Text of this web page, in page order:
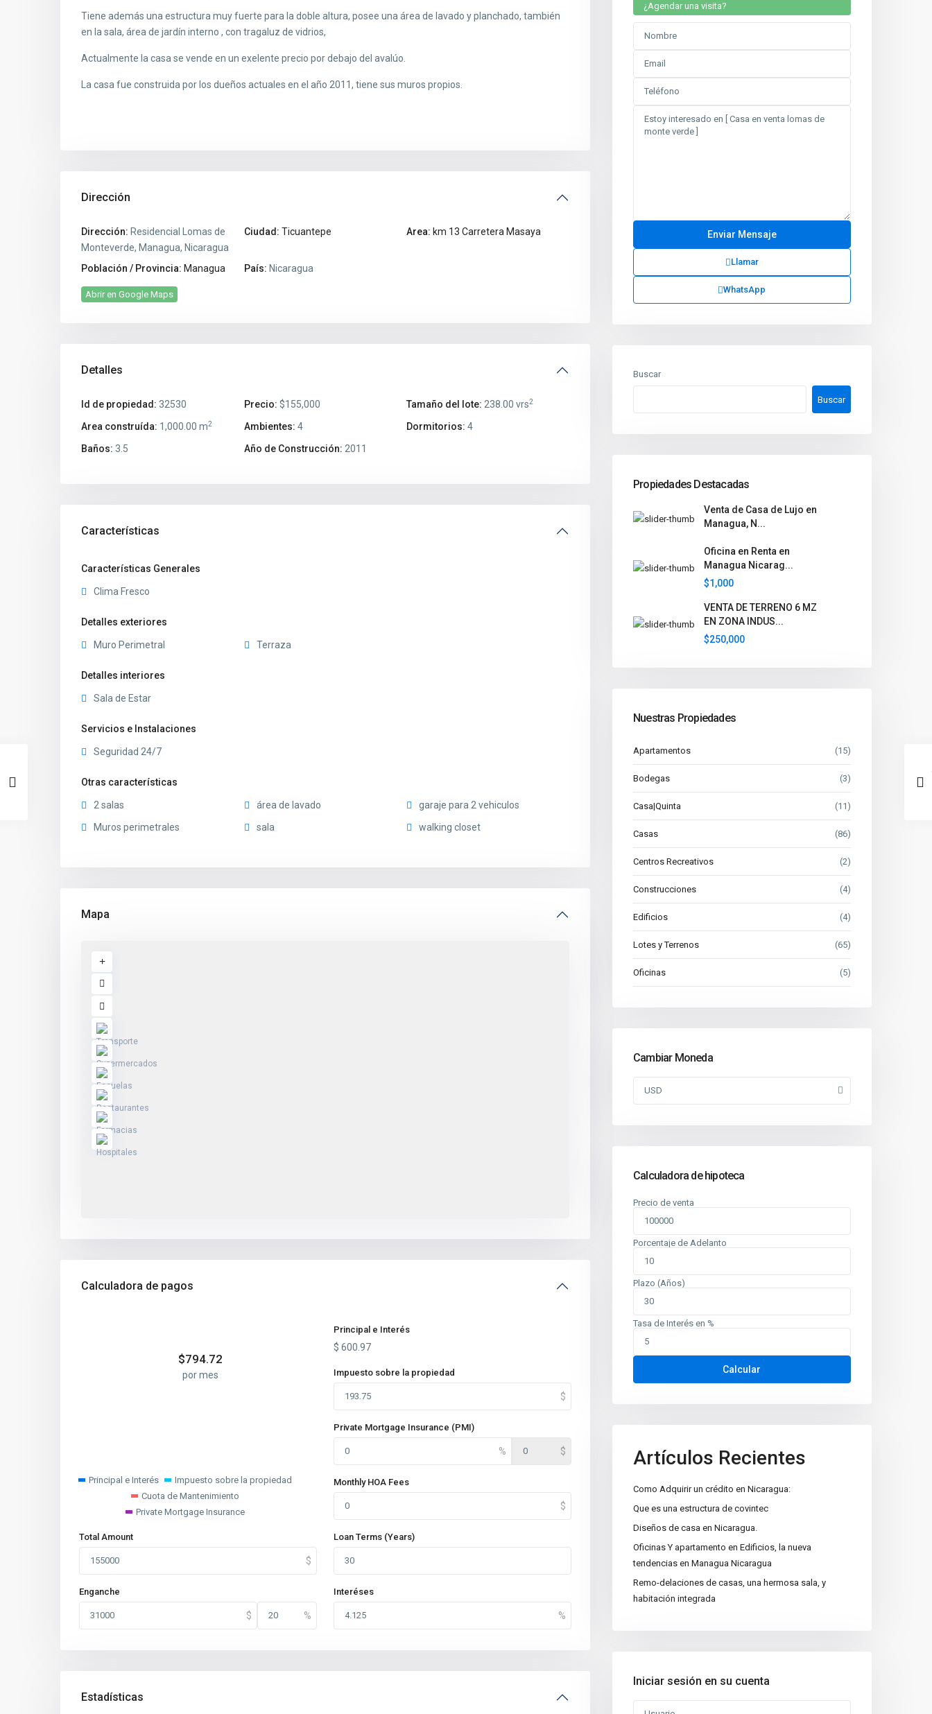
Tiene además una estructura muy fuerte para la doble altura, posee una área de lavado y planchado, también
en la sala, área de jardín interno , con tragaluz de vidrios,
Actualmente la casa se vende en un exelente precio por debajo del avalúo.
La casa fue construida por los dueños actuales en el año 2011, tiene sus muros propios.
Dirección
Dirección: Residencial Lomas de
Monteverde, Managua, Nicaragua
Ciudad: Ticuantepe Area: km 13 Carretera Masaya
Población / Provincia: Managua País: Nicaragua
Abrir en Google Maps
Detalles
Id de propiedad: 32530 Precio: $155,000 Tamaño del lote: 238.00 vrs2
Area construída: 1,000.00 m2 Ambientes: 4 Dormitorios: 4
Baños: 3.5 Año de Construcción: 2011
Características
Características Generales
Clima Fresco
Detalles exteriores
Muro Perimetral Terraza
Detalles interiores
Sala de Estar
Servicios e Instalaciones
Seguridad 24/7
Otras características
2 salas área de lavado
garaje para 2 vehiculos
Muros perimetrales
sala walking closet
Mapa
Calculadora de pagos
$794.72
por mes
Principal e Interés
Impuesto sobre la propiedad
Cuota de Mantenimiento
Private Mortgage Insurance
Principal e Interés
$ 600.97
Impuesto sobre la propiedad
Private Mortgage Insurance (PMI)
Monthly HOA Fees
Total Amount
Enganche
Loan Terms (Years)
Interéses
Estadísticas
¿Agendar una visita?
Llamar
WhatsApp
Buscar
Buscar
Propiedades Destacadas
Venta de Casa de Lujo en
Managua, N...
Oficina en Renta en
Managua Nicarag...
$1,000
VENTA DE TERRENO 6 MZ
EN ZONA INDUS...
$250,000
Nuestras Propiedades
Apartamentos (15)
Bodegas (3)
Casa|Quinta (11)
Casas (86)
Centros Recreativos (2)
Construcciones (4)
Edificios (4)
Lotes y Terrenos (65)
Oficinas (5)
Cambiar Moneda
USD
Calculadora de hipoteca
Precio de venta
Porcentaje de Adelanto
Plazo (Años)
Tasa de Interés en %
Calcular
Artículos Recientes
Como Adquirir un crédito en Nicaragua:
Que es una estructura de covintec
Diseños de casa en Nicaragua.
Oficinas Y apartamento en Edificios, la nueva
tendencias en Managua Nicaragua
Remo-delaciones de casas, una hermosa sala, y
habitación integrada
Iniciar sesión en su cuenta